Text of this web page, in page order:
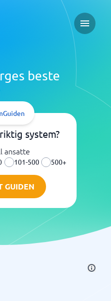
Open
beste
system?
ansatte
101-500 500+
GUIDEN